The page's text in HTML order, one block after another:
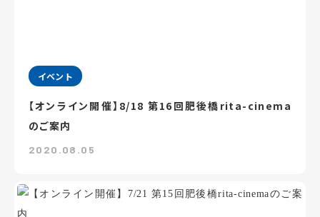
イベント
【オンライン開催】8/18 第16回肥後橋rita-cinema
のご案内
2020.08.05